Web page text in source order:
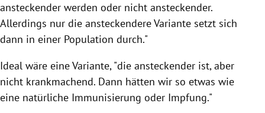
ansteckender werden oder nicht ansteckender.
Allerdings nur die ansteckendere Variante setzt sich
dann in einer Population durch."
Ideal wäre eine Variante, "die ansteckender ist, aber
nicht krankmachend. Dann hätten wir so etwas wie
eine natürliche Immunisierung oder Impfung."